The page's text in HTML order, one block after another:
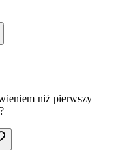
niż pierwszy